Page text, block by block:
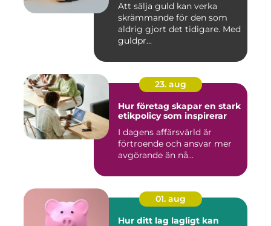
Att sälja guld kan verka
skrämmande för den som
aldrig gjort det tidigare. Med
guldpr...
23. aug
Hur företag skapar en stark
etikpolicy som inspirerar
I dagens affärsvärld är
förtroende och ansvar mer
avgörande än nå...
01. aug
Hur ditt lag lagligt kan